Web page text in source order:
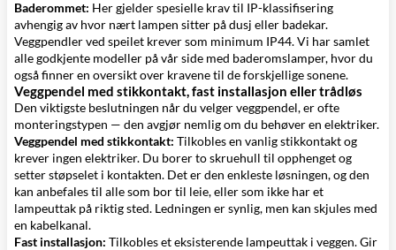
Baderommet: Her gjelder spesielle krav til IP-klassifisering
avhengig av hvor nært lampen sitter på dusj eller badekar.
Veggpendler ved speilet krever som minimum IP44. Vi har samlet
alle godkjente modeller på vår side med baderomslamper, hvor du
også finner en oversikt over kravene til de forskjellige sonene.
Veggpendel med stikkontakt, fast installasjon eller trådløs
Den viktigste beslutningen når du velger veggpendel, er ofte
monteringstypen — den avgjør nemlig om du behøver en elektriker.
Veggpendel med stikkontakt: Tilkobles en vanlig stikkontakt og
krever ingen elektriker. Du borer to skruehull til opphenget og
setter støpselet i kontakten. Det er den enkleste løsningen, og den
kan anbefales til alle som bor til leie, eller som ikke har et
lampeuttak på riktig sted. Ledningen er synlig, men kan skjules med
en kabelkanal.
Fast installasjon: Tilkobles et eksisterende lampeuttak i veggen. Gir